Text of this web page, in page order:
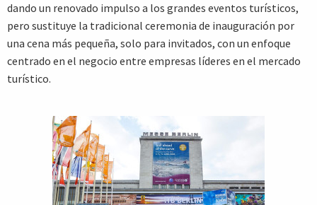
dando un renovado impulso a los grandes eventos turísticos,
pero sustituye la tradicional ceremonia de inauguración por
una cena más pequeña, solo para invitados, con un enfoque
centrado en el negocio entre empresas líderes en el mercado
turístico.